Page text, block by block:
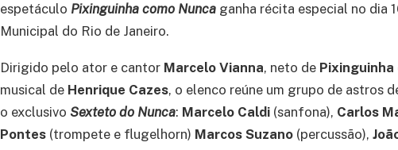
espetáculo Pixinguinha como Nunca ganha récita especial no dia
Municipal do Rio de Janeiro.
Dirigido pelo ator e cantor Marcelo Vianna, neto de Pixinguinha
musical de Henrique Cazes, o elenco reúne um grupo de astros
o exclusivo Sexteto do Nunca: Marcelo Caldi (sanfona), Carlos
Pontes (trompete e flugelhorn) Marcos Suzano (percussão),